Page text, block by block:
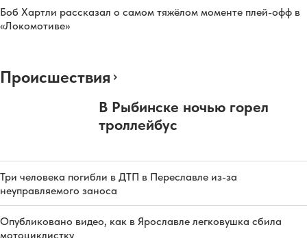
Боб Хартли рассказал о самом тяжёлом моменте плей-офф в
«Локомотиве»
Происшествия
В Рыбинске ночью горел
троллейбус
Три человека погибли в ДТП в Переславле из-за
неуправляемого заноса
Опубликовано видео, как в Ярославле легковушка сбила
мотоциклистку